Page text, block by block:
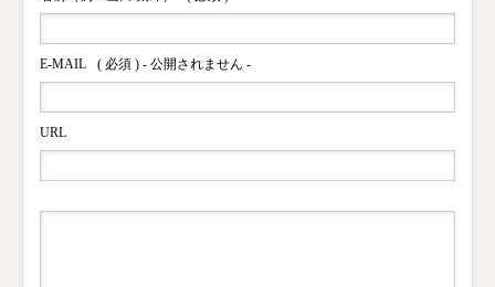
E-MAIL ( 必須 ) - 公開されません -
URL